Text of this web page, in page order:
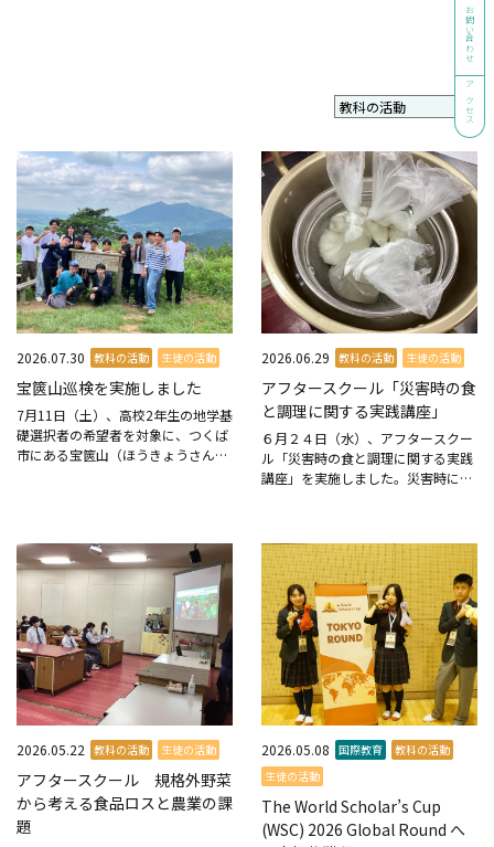
お問い合わせ
アクセス
2026.07.30 教科の活動 生徒の活動
宝篋山巡検を実施しました
7月11日（土）、高校2年生の地学基
礎選択者の希望者を対象に、つくば
市にある宝篋山（ほうきょうさん）
2026.06.29 教科の活動 生徒の活動
アフタースクール「災害時の食
と調理に関する実践講座」
６月２４日（水）、アフタースクー
ル「災害時の食と調理に関する実践
講座」を実施しました。災害時に電
かをテーマに、実践を通して学...
2026.05.22 教科の活動 生徒の活動
アフタースクール 規格外野菜
から考える食品ロスと農業の課
題
2026.05.08 国際教育
教科の活動
生徒の活動
The World Scholar’s Cup
(WSC) 2026 Global Round へ